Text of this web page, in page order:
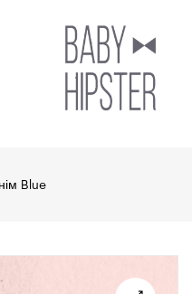
Blue